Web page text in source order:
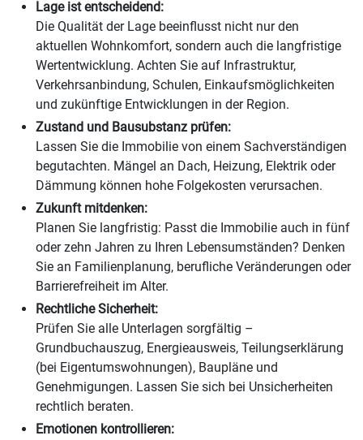
Lage ist entscheidend:
Die Qualität der Lage beeinflusst nicht nur den
aktuellen Wohnkomfort, sondern auch die langfristige
Wertentwicklung. Achten Sie auf Infrastruktur,
Verkehrsanbindung, Schulen, Einkaufsmöglichkeiten
und zukünftige Entwicklungen in der Region.
Zustand und Bausubstanz prüfen:
Lassen Sie die Immobilie von einem Sachverständigen
begutachten. Mängel an Dach, Heizung, Elektrik oder
Dämmung können hohe Folgekosten verursachen.
Zukunft mitdenken:
Planen Sie langfristig: Passt die Immobilie auch in fünf
oder zehn Jahren zu Ihren Lebensumständen? Denken
Sie an Familienplanung, berufliche Veränderungen oder
Barrierefreiheit im Alter.
Rechtliche Sicherheit:
Prüfen Sie alle Unterlagen sorgfältig –
Grundbuchauszug, Energieausweis, Teilungserklärung
(bei Eigentumswohnungen), Baupläne und
Genehmigungen. Lassen Sie sich bei Unsicherheiten
rechtlich beraten.
Emotionen kontrollieren: